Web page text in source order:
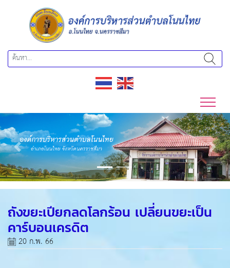
Previous Next
ถังขยะเปียกลดโลกร้อน เปลี่ยนขยะเป็น
คาร์บอนเครดิต
20 ก.พ. 66